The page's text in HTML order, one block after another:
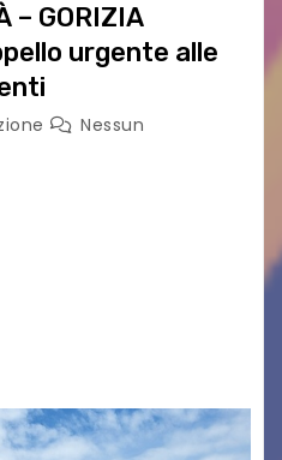
– GORIZIA
urgente alle
Nessun